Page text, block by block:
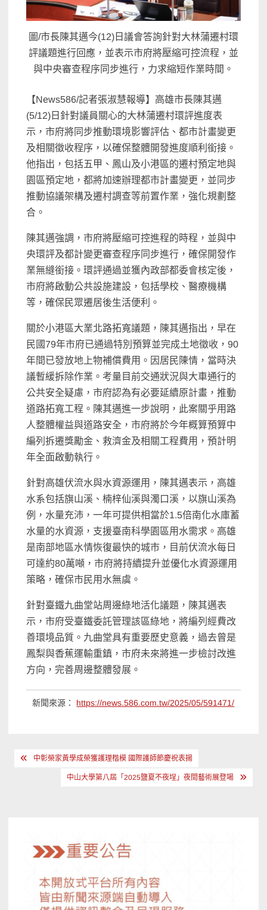
圖/市長陳其邁今(12)日議會答詢針對大林蒲遷村環
評議題進行回應，並表示市府將壓縮可控流程，並
與中央審查程序同步進行，力求縮短作業時間。
【News586/記者張淑慧報導】高雄市長陳其邁
(5/12)日針對議員關心的大林蒲遷村環評進度表
示，市府將同步推動環境影響評估、都市計畫變更
及相關徵收程序，以確保整體開發進度順利銜接。
他指出，包括五甲、鳳山及小港區的遷村預定地與
園區預定地，都將加速辦理都市計畫變更，並同步
推動協議架構及遷村調查等前置作業，強化規劃整
合。
陳其邁強調，市府將壓縮可控進程的時程，並與中
央環評及都計變更審查程序同步進行，確保開發作
業無縫銜接。環評通過並獲內政部都委會核定後，
市府將啟動公共設施建設，包括學校、醫療機構
等，確保民眾遷居後生活便利。
關於小港區大業北路拓寬議題，陳其邁指出，早在
民國79年市府已通過特別預算並完成土地徵收，90
年間已發放地上物補償費用。因居民陳情，當時決
議暫緩拆除作業。考量目前交通狀況與大車通行的
公共安全疑慮，市府認為有必要延續原計畫，推動
道路拓寬工程。陳其邁進一步說明，此案關乎用路
人整體權益與道路安全，市府將於今年概算預算中
編列拆遷獎勵金、救濟金及相關工程費用，預計明
年全面啟動執行。
針對高雄伏流水與水資源運用，陳其邁表示，高雄
水系包括旗山溪、楠梓仙溪與濁口溪，以旗山溪為
例，水量充沛，一年可提供相當於1.5倍南化水庫蓄
水量的水資源，支援臺南科學園區用水需求。高雄
是南部地區水情恢復最快的城市，目前伏流水每日
可達約80萬噸，市府將持續提升並優化水資源運用
策略，確保市民用水無虞。
針對臺鐵九曲堂站周邊綠地活化議題，陳其邁表
示，市府受臺鐵委託管理該區綠地，將編列經費改
善環境品質。九曲堂具有重要歷史意義，過去曾是
鳳梨與香蕉運輸重鎮，市府未來將進一步檢討改進
方向，完善周邊整體發展。
新聞來源： https://news.586.com.tw/2025/05/591471/
文 中彰榮家黃學成榮獲護理楷模 國際護師節慶祝表揚
中山大學第八屆「2025鹽夏不夜埕」夜間藝術展登場